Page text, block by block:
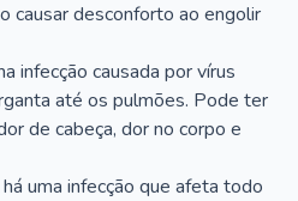
causar desconforto ao engolir
infecção causada por vírus
até os pulmões. Pode ter
de cabeça, dor no corpo e
uma infecção que afeta todo